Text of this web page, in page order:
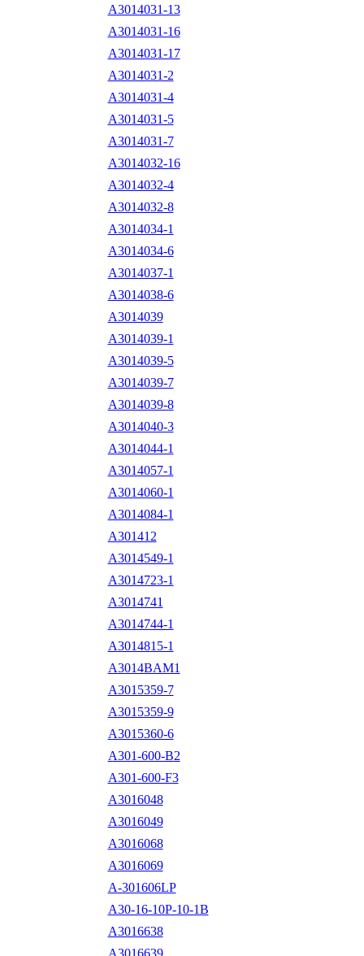
A3014031-13
A3014031-16
A3014031-17
A3014031-2
A3014031-4
A3014031-5
A3014031-7
A3014032-16
A3014032-4
A3014032-8
A3014034-1
A3014034-6
A3014037-1
A3014038-6
A3014039
A3014039-1
A3014039-5
A3014039-7
A3014039-8
A3014040-3
A3014044-1
A3014057-1
A3014060-1
A3014084-1
A301412
A3014549-1
A3014723-1
A3014741
A3014744-1
A3014815-1
A3014BAM1
A3015359-7
A3015359-9
A3015360-6
A301-600-B2
A301-600-F3
A3016048
A3016049
A3016068
A3016069
A-301606LP
A30-16-10P-10-1B
A3016638
A3016639